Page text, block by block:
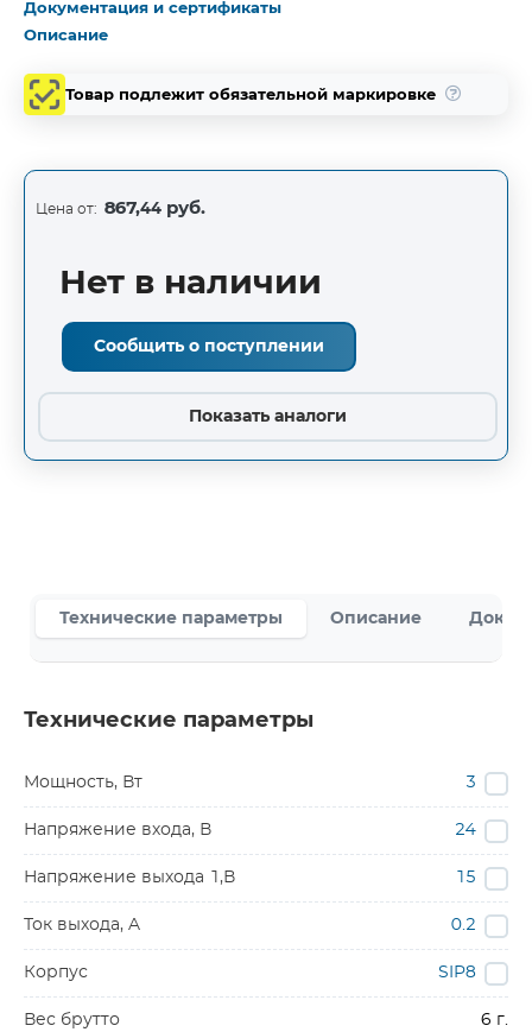
Документация и сертификаты
Описание
Товар подлежит обязательной маркировке
Цена от: 867,44 руб.
Нет в наличии
Сообщить о поступлении
Показать аналоги
Технические параметры Описание
Технические параметры
Мощность, Вт 3
Напряжение входа, В 24
Напряжение выхода 1,В 15
Ток выхода, A 0.2
Корпус SIP8
Вес брутто 6 г.